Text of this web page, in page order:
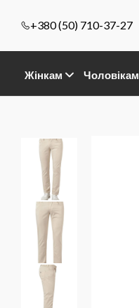
+380 (50) 710-37-27
Жінкам Чоловікам